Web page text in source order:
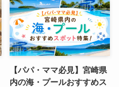
【パパ・ママ必見】宮崎県
内の海・プールおすすめス